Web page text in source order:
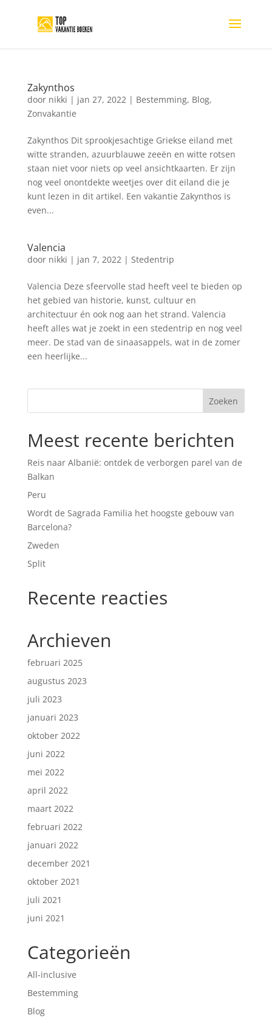
Zakynthos
door nikki | jan 27, 2022| Bestemming, Blog,
Zonvakantie
Zakynthos Dit sprookjesachtige Griekse eiland met
witte stranden, azuurblauwe zeeën en witte rotsen
staan niet voor niets op veel ansichtkaarten. Er zijn
nog veel onontdekte weetjes over dit eiland die je
kunt lezen in dit artikel. Een vakantie Zakynthos is
even...
Valencia
door nikki | jan 7, 2022| Stedentrip
Valencia Deze sfeervolle stad heeft veel te bieden op
het gebied van historie, kunst, cultuur en
architectuur én ook nog aan het strand. Valencia
heeft alles wat je zoekt in een stedentrip en nog veel
meer. De stad van de sinaasappels, wat in de zomer
een heerlijke...
Meest recente berichten
Reis naar Albanië: ontdek de verborgen parel van de
Balkan
Peru
Wordt de Sagrada Familia het hoogste gebouw van
Barcelona?
Zweden
Split
Recente reacties
Archieven
februari 2025
augustus 2023
juli 2023
januari 2023
oktober 2022
juni 2022
mei 2022
april 2022
maart 2022
februari 2022
januari 2022
december 2021
oktober 2021
juli 2021
juni 2021
Categorieën
All-inclusive
Bestemming
Blog